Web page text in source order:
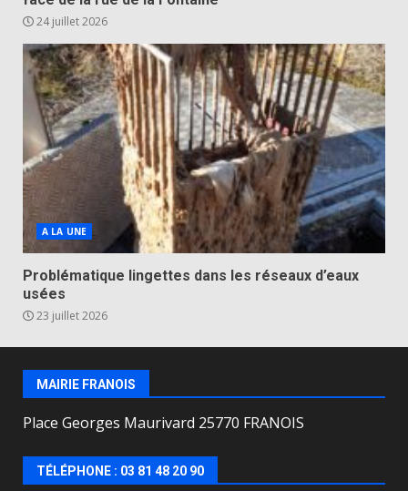
24 juillet 2026
A LA UNE
Problématique lingettes dans les réseaux d’eaux
usées
23 juillet 2026
MAIRIE FRANOIS
Place Georges Maurivard 25770 FRANOIS
TÉLÉPHONE : 03 81 48 20 90